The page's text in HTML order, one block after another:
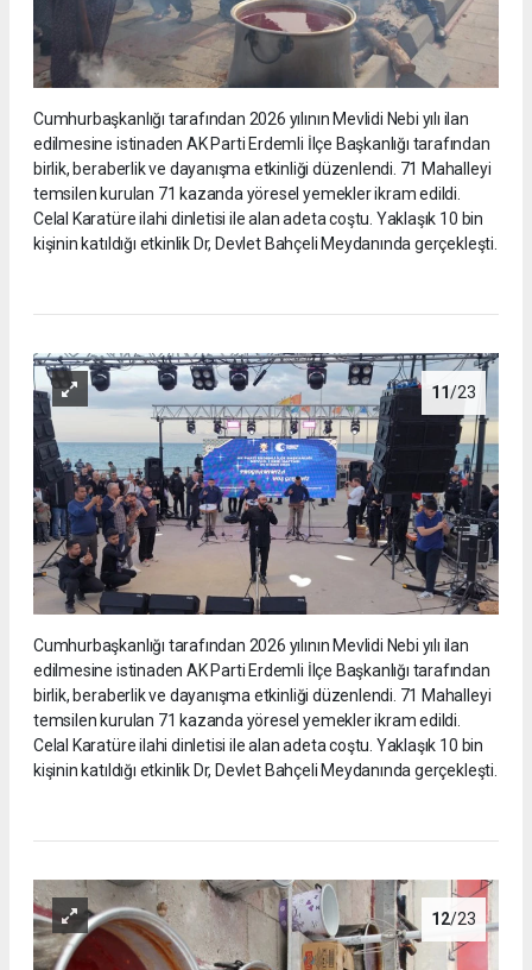
Cumhurbaşkanlığı tarafından 2026 yılının Mevlidi Nebi yılı ilan
edilmesine istinaden AK Parti Erdemli İlçe Başkanlığı tarafından
birlik, beraberlik ve dayanışma etkinliği düzenlendi. 71 Mahalleyi
temsilen kurulan 71 kazanda yöresel yemekler ikram edildi.
Celal Karatüre ilahi dinletisi ile alan adeta coştu. Yaklaşık 10 bin
kişinin katıldığı etkinlik Dr, Devlet Bahçeli Meydanında gerçekleşti.
11/23
Cumhurbaşkanlığı tarafından 2026 yılının Mevlidi Nebi yılı ilan
edilmesine istinaden AK Parti Erdemli İlçe Başkanlığı tarafından
birlik, beraberlik ve dayanışma etkinliği düzenlendi. 71 Mahalleyi
temsilen kurulan 71 kazanda yöresel yemekler ikram edildi.
Celal Karatüre ilahi dinletisi ile alan adeta coştu. Yaklaşık 10 bin
kişinin katıldığı etkinlik Dr, Devlet Bahçeli Meydanında gerçekleşti.
12/23